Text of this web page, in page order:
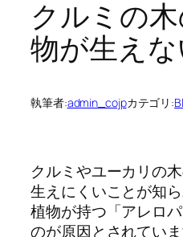
クルミの
物が生えな
執筆者:admin_cojpカテゴリ:
クルミやユーカリの
生えにくいことが知
植物が持つ「アレロ
のが原因とされていま